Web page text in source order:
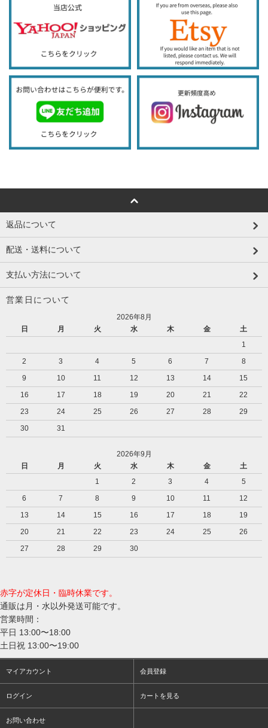
返品について
配送・送料について
支払い方法について
営業日について
2026年8月
日
月 火 水 木 金
土
1
2
3 4 5 6 7
8
9
10 11 12 13 14
15
16
17 18 19 20 21
22
23
24 25 26 27 28
29
30
31
2026年9月
日
月 火 水 木 金
土
1
2 3 4
5
6
7 8 9 10 11
12
13
14 15 16 17 18
19
20
21 22 23 24 25
26
27
28 29 30
赤字が定休日・臨時休業です。
通販は月・水以外発送可能です。
営業時間：
平日 13:00〜18:00
土日祝 13:00〜19:00
マイアカウント 会員登録
ログイン カートを見る
お問い合わせ